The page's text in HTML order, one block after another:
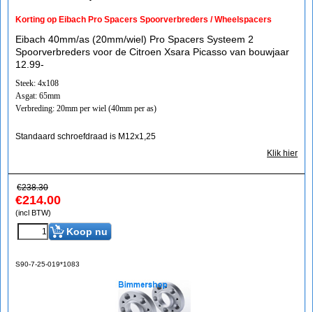
Korting op Eibach Pro Spacers Spoorverbreders / Wheelspacers
Eibach 40mm/as (20mm/wiel) Pro Spacers Systeem 2
Spoorverbreders voor de Citroen Xsara Picasso van bouwjaar
12.99-
Steek: 4x108
Asgat: 65mm
Verbreding: 20mm per wiel (40mm per as)
Standaard schroefdraad is M12x1,25
Klik hier
€238.30
€214.00
(incl BTW)
Koop nu
S90-7-25-019*1083